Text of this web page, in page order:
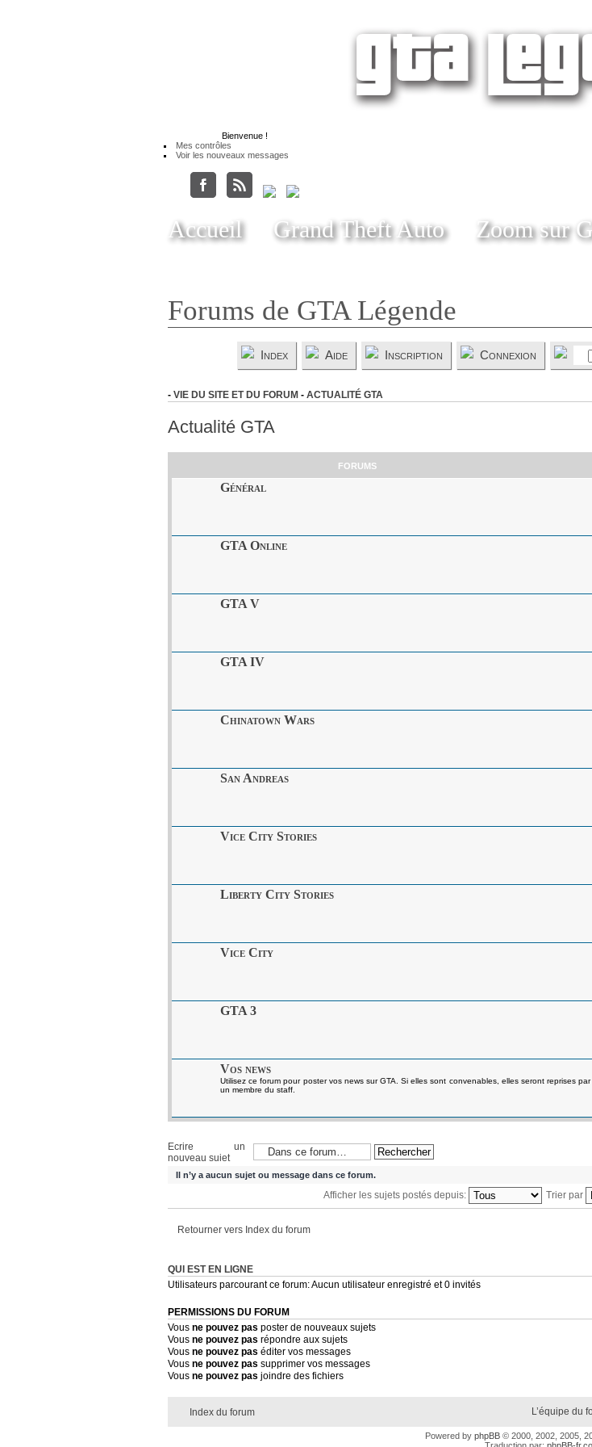
Bienvenue !
Mes contrôles
Voir les nouveaux messages
Accueil Grand Theft Auto Zoom sur
Forums de GTA Légende
Index Aide Inscription Connexion
- VIE DU SITE ET DU FORUM - ACTUALITÉ GTA
Actualité GTA
FORUMS
Général
GTA Online
GTA V
GTA IV
Chinatown Wars
San Andreas
Vice City Stories
Liberty City Stories
Vice City
GTA 3
Vos news
Utilisez ce forum pour poster vos news sur GTA. Si elles sont convenables, elles seront reprises par
un membre du staff.
Ecrire un
nouveau sujet
Il n’y a aucun sujet ou message dans ce forum.
Afficher les sujets postés depuis: Trier par
Retourner vers Index du forum
QUI EST EN LIGNE
Utilisateurs parcourant ce forum: Aucun utilisateur enregistré et 0 invités
PERMISSIONS DU FORUM
Vous ne pouvez pas poster de nouveaux sujets
Vous ne pouvez pas répondre aux sujets
Vous ne pouvez pas éditer vos messages
Vous ne pouvez pas supprimer vos messages
Vous ne pouvez pas joindre des fichiers
Index du forum L’équipe du
Powered by phpBB © 2000, 2002, 2005,